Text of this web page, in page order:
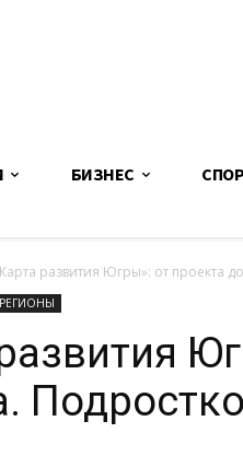
БИЗНЕС
развития Югры»: от проекта
РЕГИОНЫ